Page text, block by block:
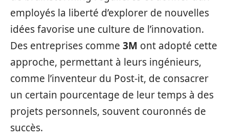
employés la liberté d’explorer de nouvelles
idées favorise une culture de l’innovation.
Des entreprises comme 3M ont adopté cette
approche, permettant à leurs ingénieurs,
comme l’inventeur du Post-it, de consacrer
un certain pourcentage de leur temps à des
projets personnels, souvent couronnés de
succès.